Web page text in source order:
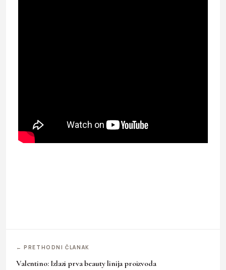
← PRETHODNI ČLANAK
Valentino: Izlazi prva beauty linija proizvoda